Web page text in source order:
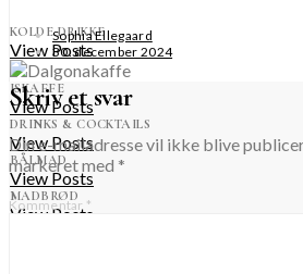
KOLDE DRIKKE
View Posts
ISKAFFE
View Posts
DRINKS & COCKTAILS
View Posts
BÅLMAD
View Posts
MADBRØD
View Posts
Sophia Ellegaard
30. december 2024
Skriv et svar
Din e-mailadresse vil ikke blive
markeret med *
Kommentar *